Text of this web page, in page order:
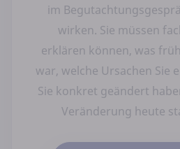
im
wirken. Sie müssen
erklären können, was
war, welche Ursachen Sie
Sie konkret geändert
Veränderung heute